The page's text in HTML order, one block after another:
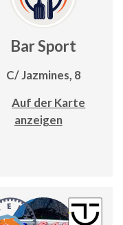
Bar Sport
C/ Jazmines, 8
Auf der Karte
anzeigen